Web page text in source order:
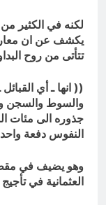
لكنه في الكثير
يكشف عن ان
تتأتى من روح
(( انها ـ أي
والسوط والسجن
جذوره الى مئات
النفوس دفعة واحدة
وهو يضيف في
العثمانية في